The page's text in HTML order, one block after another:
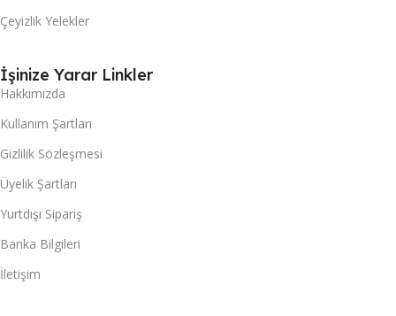
Çeyizlik Yelekler
İşinize Yarar Linkler
Hakkımızda
Kullanım Şartları
Gizlilik Sözleşmesi
Üyelik Şartları
Yurtdışı Sipariş
Banka Bilgileri
İletişim